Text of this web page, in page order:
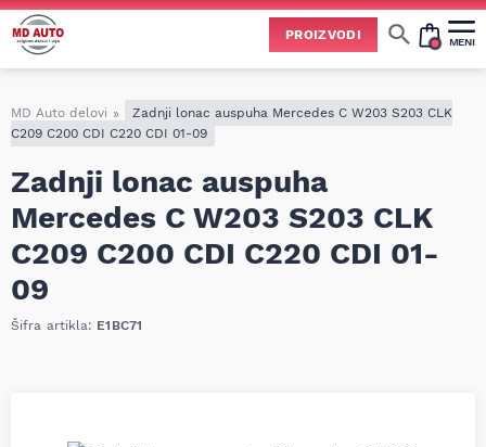
PROIZVODI MENI
MD Auto delovi »
Zadnji lonac auspuha Mercedes C W203 S203 CLK
C209 C200 CDI C220 CDI 01-09
Zadnji lonac auspuha
Mercedes C W203 S203 CLK
C209 C200 CDI C220 CDI 01-
09
Šifra artikla: E1BC71